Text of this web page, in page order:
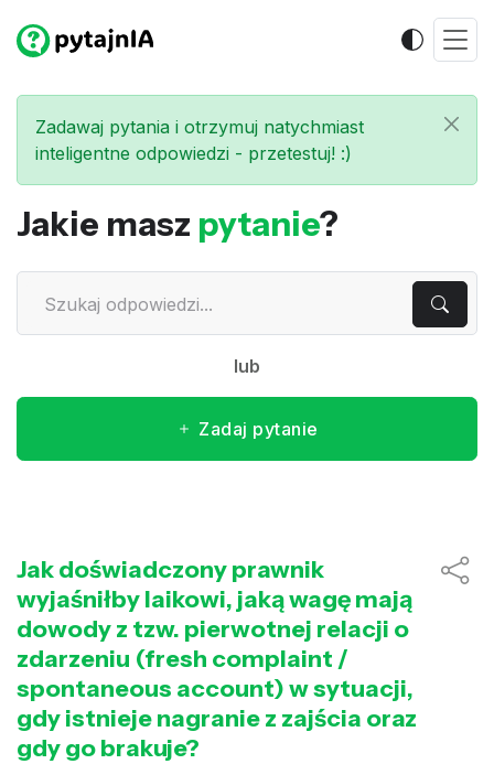
Zadawaj pytania i otrzymuj natychmiast
inteligentne odpowiedzi - przetestuj! :)
Jakie masz pytanie?
lub
Zadaj pytanie
Jak doświadczony prawnik
wyjaśniłby laikowi, jaką wagę mają
dowody z tzw. pierwotnej relacji o
zdarzeniu (fresh complaint /
spontaneous account) w sytuacji,
gdy istnieje nagranie z zajścia oraz
gdy go brakuje?